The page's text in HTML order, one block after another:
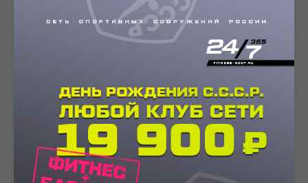
УЗНАТЬ ПОДРОБНЕЕ
ЗАКАЗАТЬ КАРТУ